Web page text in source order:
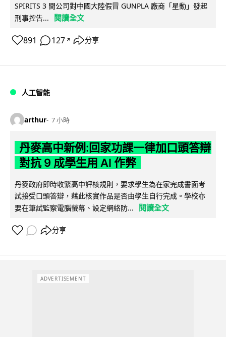
SPIRITS 3 間公司對中國大陸假冒 GUNPLA 廠商「星動」發起
刑事控告...
閱讀全文
891 127 ↗ 分享
人工智能
arthur 7 小時
丹麥高中新例:回家功課一律加口頭答辯
對抗 9 成學生用 AI 作弊
丹麥政府即時收緊高中評核規則，要求學生為在家完成書面考
試接受口頭答辯，藉此核實作品是否由學生自行完成。學校亦
要在筆試監察電腦螢幕、設定網絡防...
閱讀全文
分享
ADVERTISEMENT